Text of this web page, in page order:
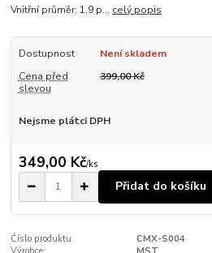
Vnitřní průměr: 1,9 p... celý popis
Dostupnost
Není skladem
Cena před
slevou
399,00 Kč
Nejsme plátci DPH
349,00 Kč/ks
Přidat do košíku
Číslo produktu:
CMX-S004